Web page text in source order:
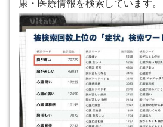
康・医療情報を検索しています。